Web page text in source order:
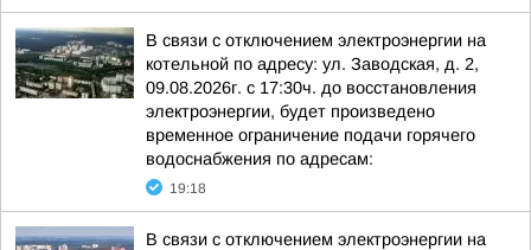
В связи с отключением электроэнергии на
котельной по адресу: ул. Заводская, д. 2,
09.08.2026г. с 17:30ч. до восстановления
электроэнергии, будет произведено
временное ограничение подачи горячего
водоснабжения по адресам:
19:18
В связи с отключением электроэнергии на